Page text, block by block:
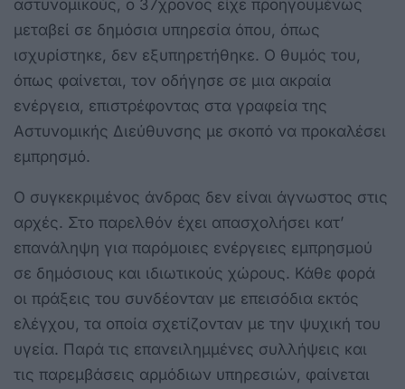
αστυνομικούς, ο 37χρονος είχε προηγουμένως
μεταβεί σε δημόσια υπηρεσία όπου, όπως
ισχυρίστηκε, δεν εξυπηρετήθηκε. Ο θυμός του,
όπως φαίνεται, τον οδήγησε σε μια ακραία
ενέργεια, επιστρέφοντας στα γραφεία της
Αστυνομικής Διεύθυνσης με σκοπό να προκαλέσει
εμπρησμό.
Ο συγκεκριμένος άνδρας δεν είναι άγνωστος στις
αρχές. Στο παρελθόν έχει απασχολήσει κατ’
επανάληψη για παρόμοιες ενέργειες εμπρησμού
σε δημόσιους και ιδιωτικούς χώρους. Κάθε φορά
οι πράξεις του συνδέονταν με επεισόδια εκτός
ελέγχου, τα οποία σχετίζονταν με την ψυχική του
υγεία. Παρά τις επανειλημμένες συλλήψεις και
τις παρεμβάσεις αρμόδιων υπηρεσιών, φαίνεται